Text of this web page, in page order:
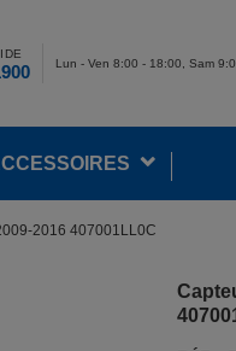
Lun - Ven 8:00 - 18:00, Sam
2016 407001LL0C